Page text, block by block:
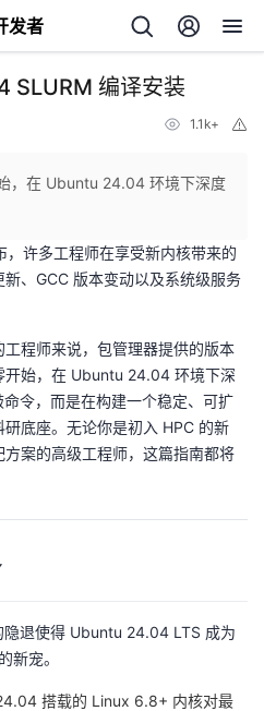
发者
SLURM 编译安装
1.1k+
，在 Ubuntu 24.04 环境下深度
许多工程师在享受新内核带来的
、GCC 版本变动以及系统级服务
程师来说，包管理器提供的版本
开始，在 Ubuntu 24.04 环境下深
令，而是在构建一个稳定、可扩
底座。无论你是初入 HPC 的新
案的高级工程师，这篇指南都将
退使得 Ubuntu 24.04 LTS 成为
新宠。
搭载的 Linux 6.8+ 内核对最